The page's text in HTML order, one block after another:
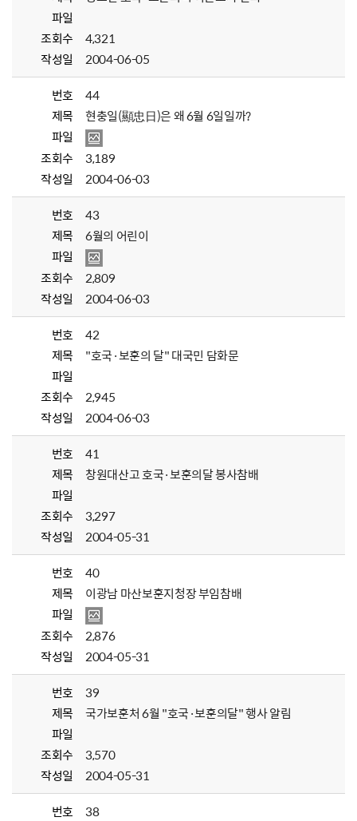
파일
조회수
4,321
작성일
2004-06-05
번호
44
제목
현충일(顯忠日)은 왜 6월 6일일까?
파일
조회수
3,189
작성일
2004-06-03
번호
43
제목
6월의 어린이
파일
조회수
2,809
작성일
2004-06-03
번호
42
제목
"호국·보훈의 달" 대국민 담화문
파일
조회수
2,945
작성일
2004-06-03
번호
41
제목
창원대산고 호국·보훈의달 봉사참배
파일
조회수
3,297
작성일
2004-05-31
번호
40
제목
이광남 마산보훈지청장 부임참배
파일
조회수
2,876
작성일
2004-05-31
번호
39
제목
국가보훈처 6월 "호국·보훈의달" 행사 알림
파일
조회수
3,570
작성일
2004-05-31
번호
38